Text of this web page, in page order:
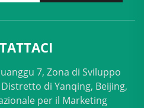
7, Zona di Sviluppo
di Yanqing, Beijing,
per il Marketing